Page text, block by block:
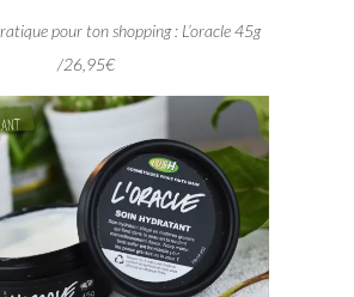
pour ton shopping : L’oracle 45g
/26,95€